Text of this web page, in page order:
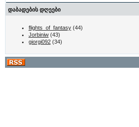
დაბადების დღეები
flights_of_fantasy(44)
Jorbiniw(43)
giorgi092(34)